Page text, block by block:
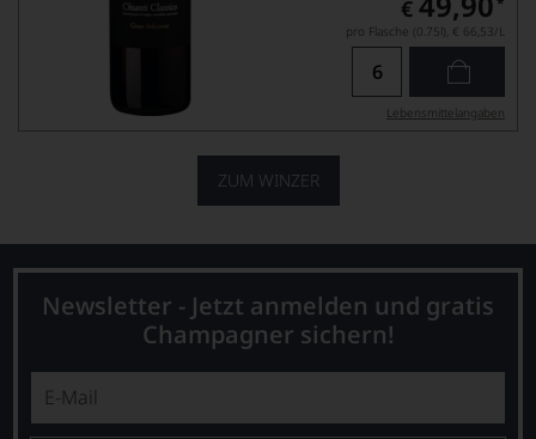
€
pro Flasche (0.75l), € 66,53/L
Lebensmittel­angaben
ZUM WINZER
Newsletter - Jetzt anmelden und gratis
Champagner sichern!